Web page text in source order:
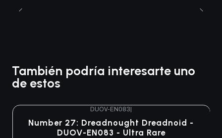
También podría interesarte uno
de estos
Agotado
DUOV-EN083|
Number 27: Dreadnought Dreadnoid -
DUOV-EN083 - Ultra Rare